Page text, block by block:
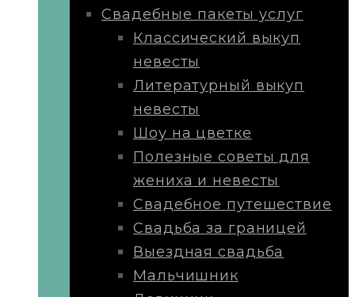
Свадебные пакеты услуг
Классический выкуп
невесты
Литературный выкуп
невесты
Шоу на цветке
Полезные советы для
жениха и невесты
Свадебное путешествие
Свадьба за границей
Выездная свадьба
Мальчишник